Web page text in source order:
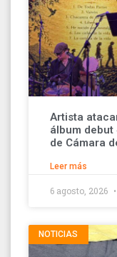
Artista
álbum debut
de Cámara
Leer más
6 agosto, 2026
NOTICIAS